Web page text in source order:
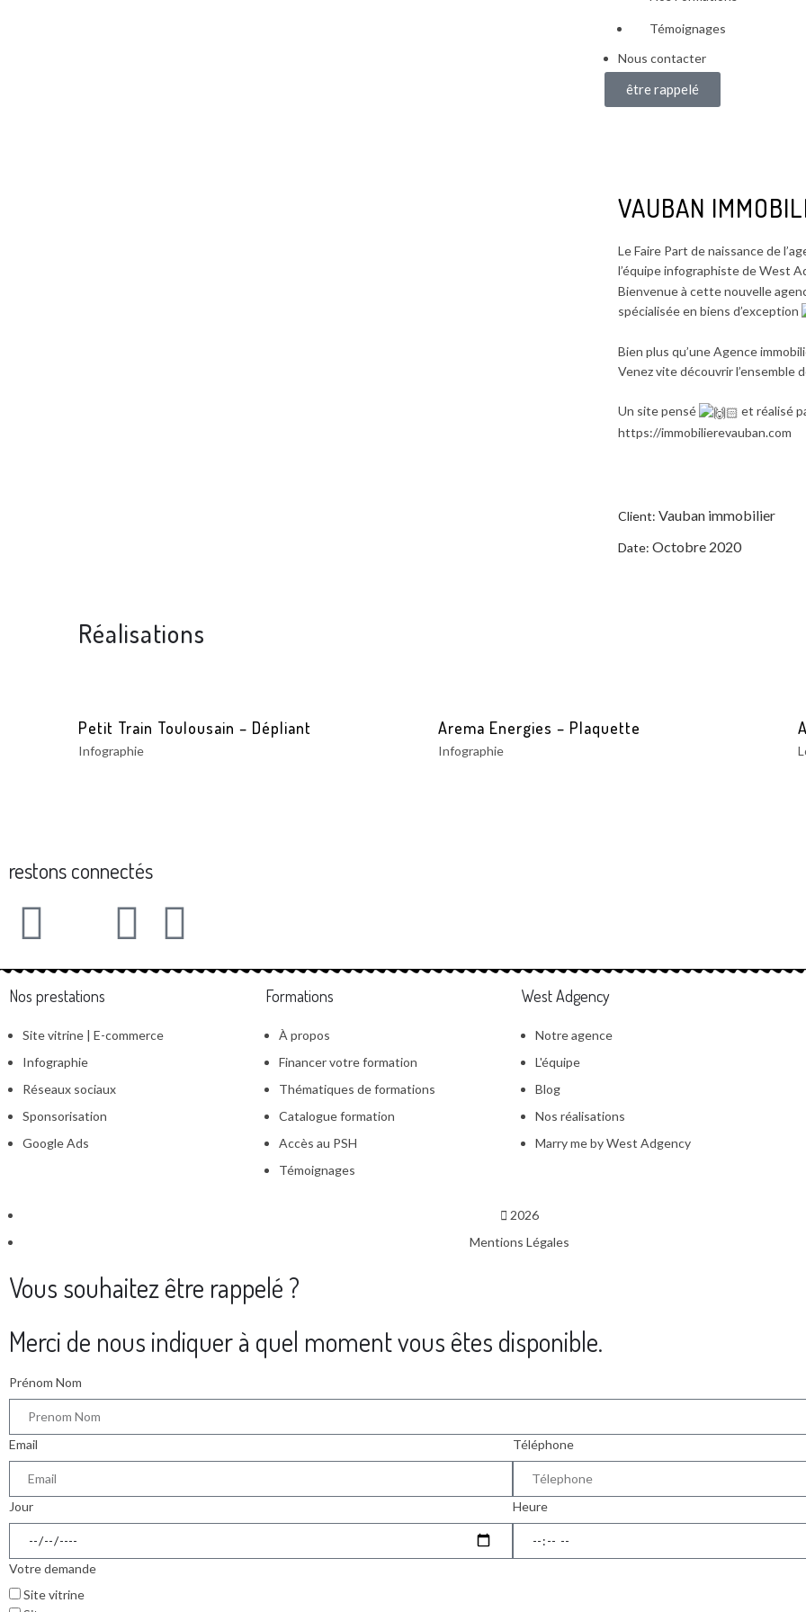
Témoignages
Nous contacter
être rappelé
VAUBAN
Le Faire Part de naissance de
l’équipe infographiste de West
Bienvenue à cette nouvelle
spécialisée en biens d’exception
Bien plus qu’une Agence
Venez vite découvrir
Un site pensé
et réalisé
https://immobilierevauban.com
Client: Vauban immobilier
Date: Octobre 2020
Réalisations
Petit Train Toulousain – Dépliant
Infographie
Arema Energies – Plaquette
Infographie
restons connectés
Nos prestations
Site vitrine | E-commerce
Infographie
Réseaux sociaux
Sponsorisation
Google Ads
Formations
À propos
Financer votre formation
Thématiques de formations
Catalogue formation
Accès au PSH
Témoignages
West Adgency
Notre agence
L'équipe
Blog
Nos réalisations
Marry me by West Adgency
2026
Mentions Légales
Vous souhaitez être rappelé ?
Merci de nous indiquer à quel moment vous êtes disponible.
Prénom Nom
Email Téléphone
Jour Heure
Votre demande
Site vitrine